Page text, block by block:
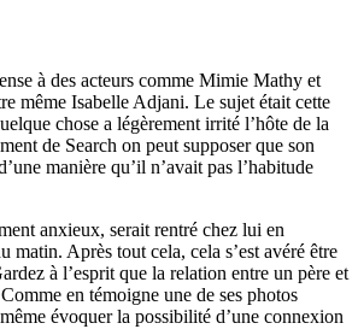
à des acteurs comme Mimie Mathy et
même Isabelle Adjani. Le sujet était cette
chose a légèrement irrité l’hôte de la
de Search on peut supposer que son
manière qu’il n’avait pas l’habitude
anxieux, serait rentré chez lui en
matin. Après tout cela, cela s’est avéré être
à l’esprit que la relation entre un père et
en témoigne une de ses photos
évoquer la possibilité d’une connexion